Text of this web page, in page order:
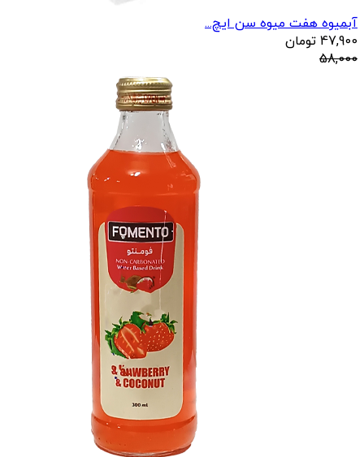
آبمیوه هفت میوه سن ایچ...
47,900 تومان
58,000